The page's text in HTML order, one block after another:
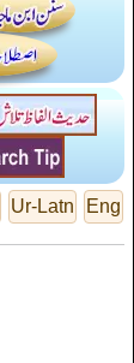
Eng
Ur-Latn